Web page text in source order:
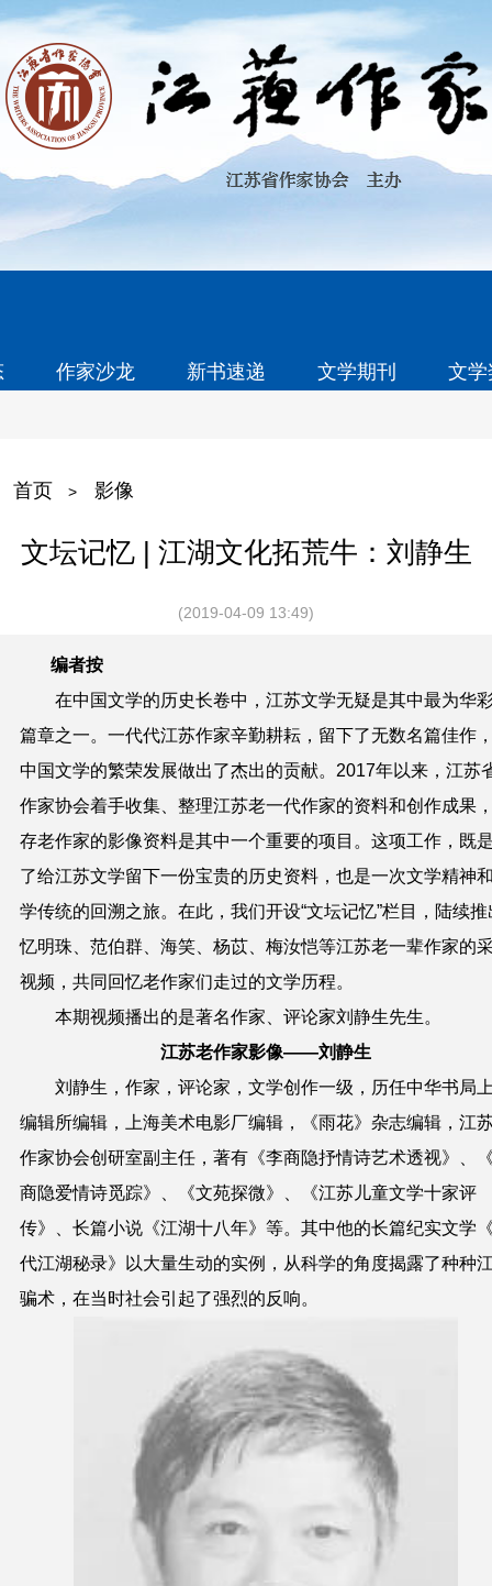
作家沙龙 新书速递 文学期刊 文
首页 > 影像
文坛记忆 | 江湖文化拓荒牛：刘静生
(2019-04-09 13:49)
编者按
在中国文学的历史长卷中，江苏文学无疑是其中最为华
篇章之一。一代代江苏作家辛勤耕耘，留下了无数名篇佳作
中国文学的繁荣发展做出了杰出的贡献。2017年以来，江苏
作家协会着手收集、整理江苏老一代作家的资料和创作成果
存老作家的影像资料是其中一个重要的项目。这项工作，既
了给江苏文学留下一份宝贵的历史资料，也是一次文学精神
学传统的回溯之旅。在此，我们开设“文坛记忆”栏目，陆续推
忆明珠、范伯群、海笑、杨苡、梅汝恺等江苏老一辈作家的
视频，共同回忆老作家们走过的文学历程。
本期视频播出的是著名作家、评论家刘静生先生。
江苏老作家影像——刘静生
刘静生，作家，评论家，文学创作一级，历任中华书局
编辑所编辑，上海美术电影厂编辑，《雨花》杂志编辑，江
作家协会创研室副主任，著有《李商隐抒情诗艺术透视》、
商隐爱情诗觅踪》、《文苑探微》、《江苏儿童文学十家评
传》、长篇小说《江湖十八年》等。其中他的长篇纪实文学
代江湖秘录》以大量生动的实例，从科学的角度揭露了种种
骗术，在当时社会引起了强烈的反响。